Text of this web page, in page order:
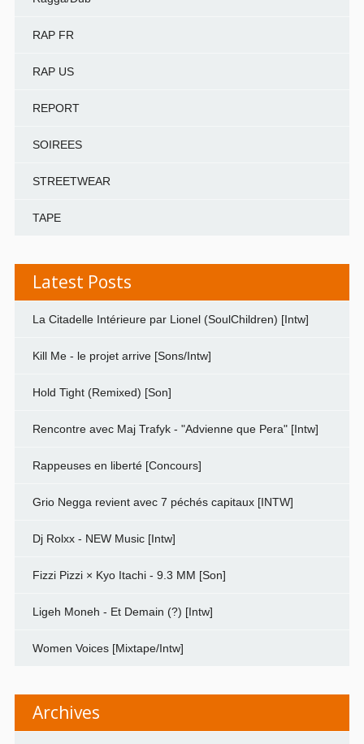
RAP FR
RAP US
REPORT
SOIREES
STREETWEAR
TAPE
Latest Posts
La Citadelle Intérieure par Lionel (SoulChildren) [Intw]
Kill Me - le projet arrive [Sons/Intw]
Hold Tight (Remixed) [Son]
Rencontre avec Maj Trafyk - "Advienne que Pera" [Intw]
Rappeuses en liberté [Concours]
Grio Negga revient avec 7 péchés capitaux [INTW]
Dj Rolxx - NEW Music [Intw]
Fizzi Pizzi × Kyo Itachi - 9.3 MM [Son]
Ligeh Moneh - Et Demain (?) [Intw]
Women Voices [Mixtape/Intw]
Archives